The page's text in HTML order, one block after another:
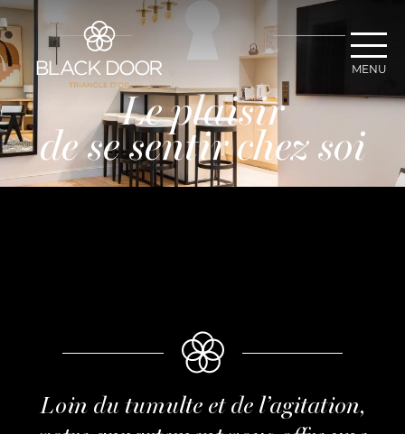
MENU
Le plaisir
de se sentir chez soi
Loin du tumulte et de l’agitation,
Panneau de gestion des cookies